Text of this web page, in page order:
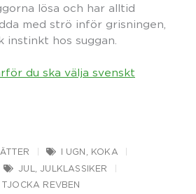
lösa och har alltid
med strö inför grisningen,
instinkt hos suggan.
du ska välja svenskt
I UGN
KOKA
JUL
JULKLASSIKER
,TJOCKA REVBEN